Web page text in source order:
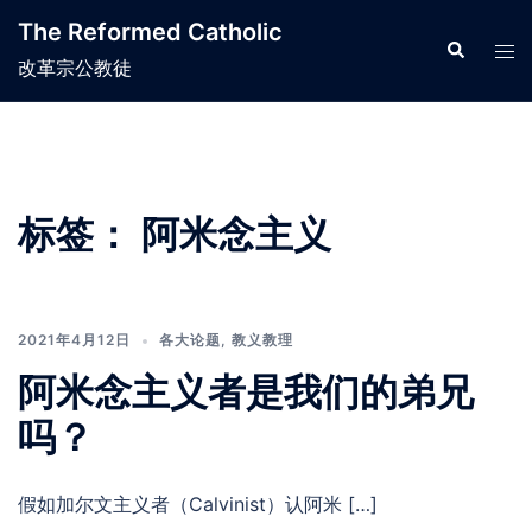
content
The Reformed Catholic
改革宗公教徒
Search
标签： 阿米念主义
2021年4月12日 各大论题, 教义教理
阿米念主义者是我们的弟兄
吗？
假如加尔文主义者（Calvinist）认阿米 […]